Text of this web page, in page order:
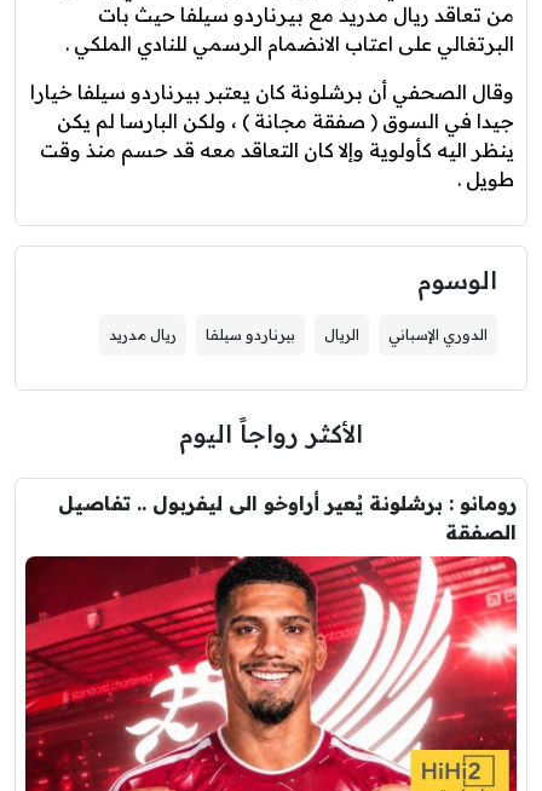
من تعاقد ريال مدريد مع بيرناردو سيلفا حيث بات
البرتغالي على اعتاب الانضمام الرسمي للنادي الملكي .
وقال الصحفي أن برشلونة كان يعتبر بيرناردو سيلفا خيارا
جيدا في السوق ( صفقة مجانة ) ، ولكن البارسا لم يكن
ينظر اليه كأولوية وإلا كان التعاقد معه قد حسم منذ وقت
طويل .
الوسوم
الدوري الإسباني الريال بيرناردو سيلفا ريال مدريد
الأكثر رواجاً اليوم
رومانو : برشلونة يُعير أراوخو الى ليفربول .. تفاصيل
الصفقة